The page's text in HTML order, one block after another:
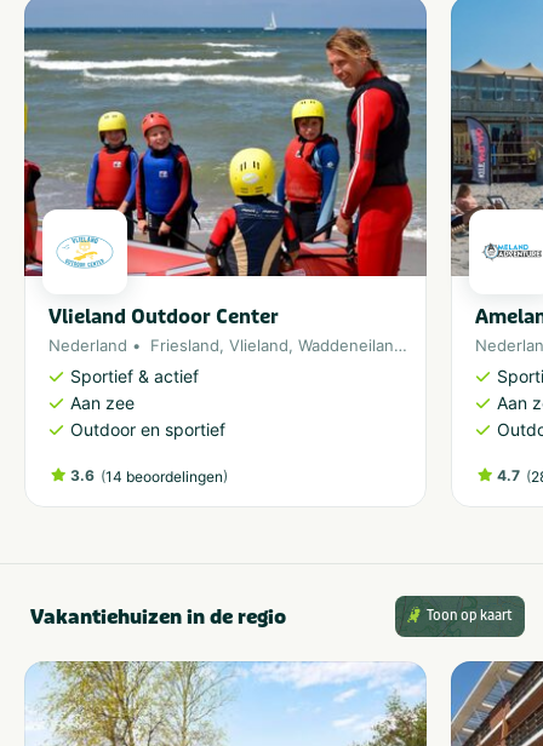
Restaurants
Shoppen
Wandelroutes
Watersport voorzieningen
Watersport
Waterrecreatie
Geschikt voor
Geschikt voor alle
Geschikt voor jongeren
Stellen
Vakantieverblijf
Vlieland Outdoor Center
Nederland Friesland, Vlieland, Waddeneiland , Noordzee
Sportief & actief
Aan zee
Outdoor en sportief
3.6 (14 beoordelingen)
Aan
4.7 (
Vakantiehuizen in de regio Toon op kaart